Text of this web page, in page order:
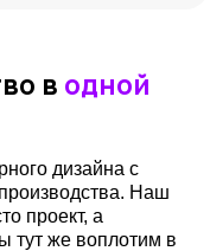
в одной
дизайна с
Наш
проект, а
тут же воплотим в
сами.